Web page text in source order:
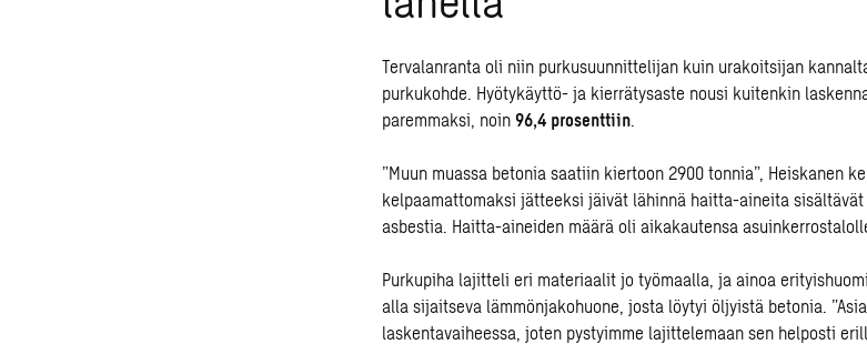
Tervalanranta oli niin purkusuunnittelijan kuin urakoitsijan
purkukohde. Hyötykäyttö- ja kierrätysaste nousi kuitenkin
paremmaksi, noin 96,4 prosenttiin.
”Muun muassa betonia saatiin kiertoon 2900 tonnia”, Heiskanen
kelpaamattomaksi jätteeksi jäivät lähinnä haitta-aineita
asbestia. Haitta-aineiden määrä oli aikakautensa
Purkupiha lajitteli eri materiaalit jo työmaalla, ja ainoa
alla sijaitseva lämmönjakohuone, josta löytyi öljyistä betonia.
laskentavaiheessa, joten pystyimme lajittelemaan sen helposti